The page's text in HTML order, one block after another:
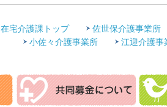
在宅介護課トップ
佐世保介護事業所
小佐々介護事業所
江迎介護事